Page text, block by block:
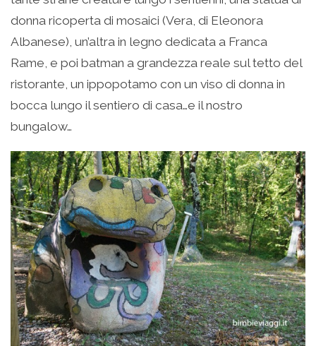
donna ricoperta di mosaici (Vera, di Eleonora
Albanese), un’altra in legno dedicata a Franca
Rame, e poi batman a grandezza reale sul tetto del
ristorante, un ippopotamo con un viso di donna in
bocca lungo il sentiero di casa…e il nostro
bungalow…